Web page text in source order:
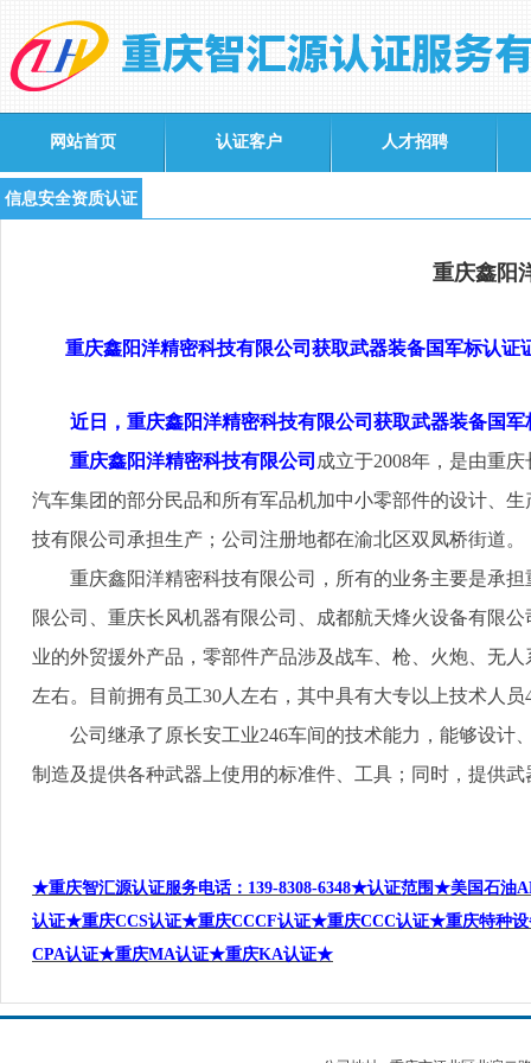
网站首页 认证客户 人才招聘
信息安全资质认证
重庆鑫阳
重庆鑫阳洋精密科技有限公司获取武器装备国军标认证
近日，重庆鑫阳洋精密科技有限公司获取武器装备国军
重庆鑫阳洋精密科技有限公司 成立于2008年，是由重庆
汽车集团的部分民品和所有军品机加中小零部件的设计、
技有限公司承担生产；公司注册地都在渝北区双凤桥街道。
重庆鑫阳洋精密科技有限公司，所有的业务主要是承
限公司、重庆长风机器有限公司、成都航天烽火设备有限
业的外贸援外产品，零部件产品涉及战车、枪、火炮、无
左右。目前拥有员工30 人左右，其中具有大专以上技术人员
公司继承了原长安工业246车间的技术能力，能够设计
制造及提供各种武器上使用的标准件、工具；同时，提供
★重庆智汇源认证服务电话：139-8308-6348★认证范围★美国石油
认证★重庆CCS认证★重庆CCCF认证★重庆CCC认证★重庆特种
CPA认证★重庆MA认证★重庆KA认证★